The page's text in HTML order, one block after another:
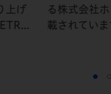
上げ
る株式会社
載されてい